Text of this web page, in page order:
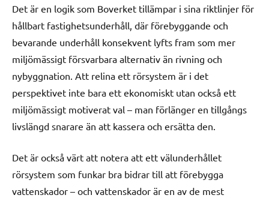
Det är en logik som Boverket tillämpar i sina riktlinjer för
hållbart fastighetsunderhåll, där förebyggande och
bevarande underhåll konsekvent lyfts fram som mer
miljömässigt försvarbara alternativ än rivning och
nybyggnation. Att relina ett rörsystem är i det
perspektivet inte bara ett ekonomiskt utan också ett
miljömässigt motiverat val – man förlänger en tillgångs
livslängd snarare än att kassera och ersätta den.
Det är också värt att notera att ett välunderhållet
rörsystem som funkar bra bidrar till att förebygga
vattenskador – och vattenskador är en av de mest